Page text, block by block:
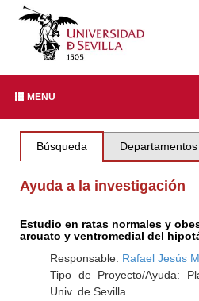
MENU
Búsqueda Departamentos
Ayuda a la investigación
Estudio en ratas normales y
arcuato y ventromedial del
Responsable: Rafael Jesús
Tipo de Proyecto/Ayuda:
Univ. de Sevilla